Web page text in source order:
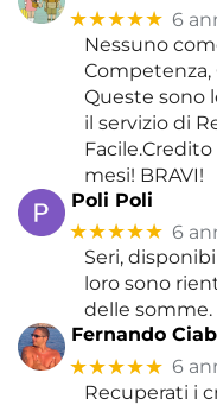
★★★★★ 6
Nessuno
Competenza,
Queste sono
il servizio di
mesi! BRAVI!
Poli Poli
★★★★★ 6
Seri,
loro sono
delle somme.
Fernando
★★★★★ 6
Recuperati i